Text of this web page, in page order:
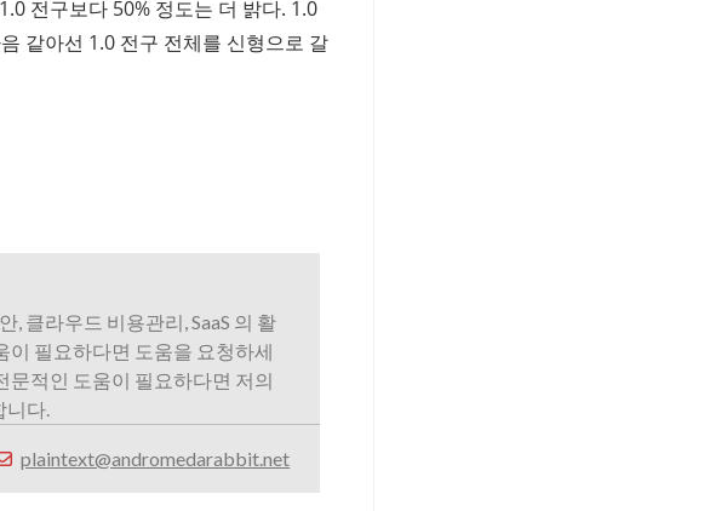
전구보다 50% 정도는 더 밝다. 1.0
같아선 1.0 전구 전체를 신형으로 갈
, 클라우드 비용관리, SaaS 의 활
이 필요하다면 도움을 요청하세
문적인 도움이 필요하다면 저의
니다.
plaintext@andromedarabbit.net